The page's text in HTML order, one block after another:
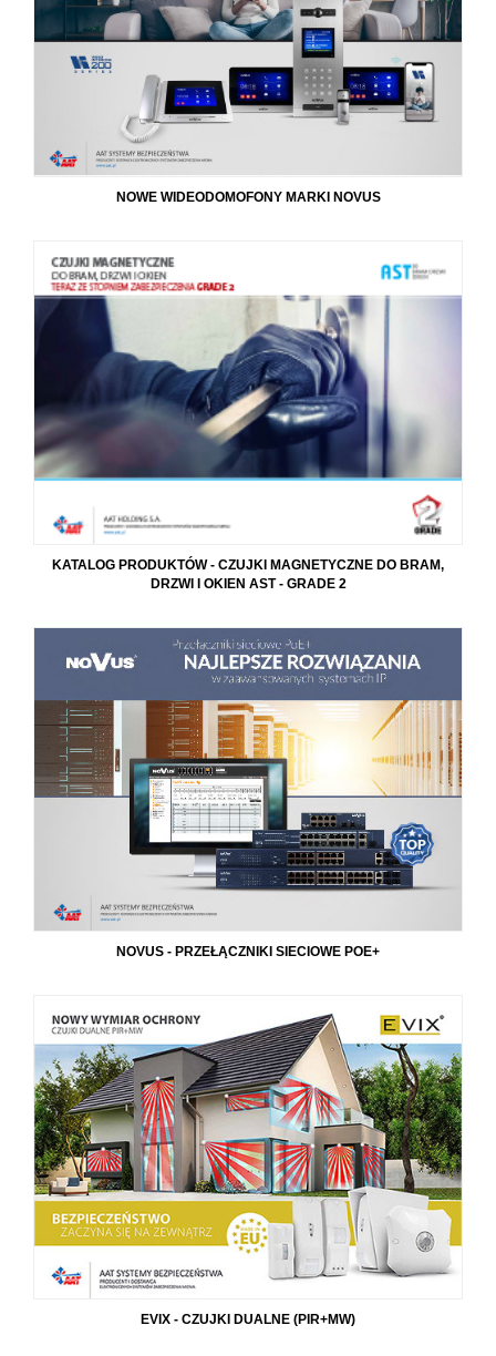
NOWE WIDEODOMOFONY MARKI NOVUS
KATALOG PRODUKTÓW - CZUJKI MAGNETYCZNE DO BRAM,
DRZWI I OKIEN AST - GRADE 2
NOVUS - PRZEŁĄCZNIKI SIECIOWE POE+
EVIX - CZUJKI DUALNE (PIR+MW)